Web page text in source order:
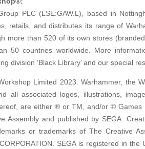
PLC (LSE:GAW.L), based in
retails, and distributes its range of
more than 520 of its own stores
50 countries worldwide. More
division ‘Black Library’ and our special
Limited 2023. Warhammer, the
all associated logos, illustrations,
are either ® or TM, and/or ©
Assembly and published by SEGA.
or trademarks of The Creative
SEGA is registered in